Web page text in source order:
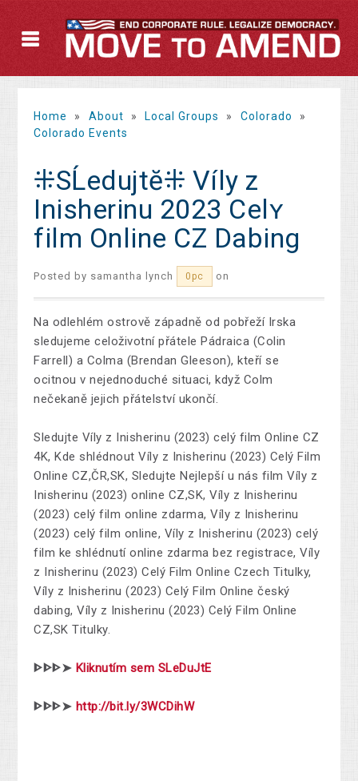
Home » About » Local Groups » Colorado
»
Colorado Events
⁜SĹedujtĕ⁜ Víly z
Inisherinu 2023 Celʏ
film Online CZ Dabing
Posted by samantha lynch 0pc on
Na odlehlém ostrově západně od pobřeží Irska
sledujeme celoživotní přátele Pádraica (Colin
Farrell) a Colma (Brendan Gleeson), kteří se
ocitnou v nejednoduché situaci, když Colm
nečekaně jejich přátelství ukončí.
Sledujte Víly z Inisherinu (2023) celý film Online CZ
4K, Kde shlédnout Víly z Inisherinu (2023) Celý Film
Online CZ,ČR,SK, Sledujte Nejlepší u nás film Víly z
Inisherinu (2023) online CZ,SK, Víly z Inisherinu
(2023) celý film online zdarma, Víly z Inisherinu
(2023) celý film online, Víly z Inisherinu (2023) celý
film ke shlédnutí online zdarma bez registrace, Víly
z Inisherinu (2023) Celý Film Online Czech Titulky,
Víly z Inisherinu (2023) Celý Film Online český
dabing, Víly z Inisherinu (2023) Celý Film Online
CZ,SK Titulky.
ᐈᐈᐈ➤ Kliknutím sem SLeDuJtE
ᐈᐈᐈ➤ http://bit.ly/3WCDihW